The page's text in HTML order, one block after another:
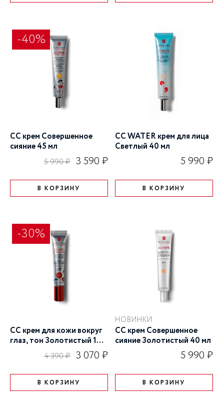
-40%
CC крем Совершенное
сияние 45 мл
5 990 ₽ 3 590 ₽
В КОРЗИНУ
CC WATER крем для лица
Cветлый 40 мл
5 990 ₽
В КОРЗИНУ
-30%
CC крем для кожи вокруг
глаз, тон Золотистый 10
4 390 ₽ 3 070 ₽
В КОРЗИНУ
НОВИНКИ
СС крем Совершенное
сияние Золотистый 40 мл
5 990 ₽
В КОРЗИНУ